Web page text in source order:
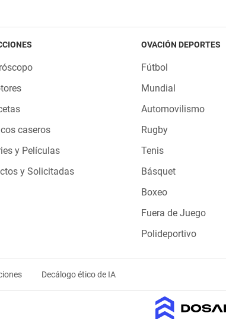
caseros
y Películas
y Solicitadas
OVACIÓN DEPORTES
Fútbol
Mundial
Automovilismo
Rugby
Tenis
Básquet
Boxeo
Fuera de Juego
Polideportivo
Decálogo ético de IA